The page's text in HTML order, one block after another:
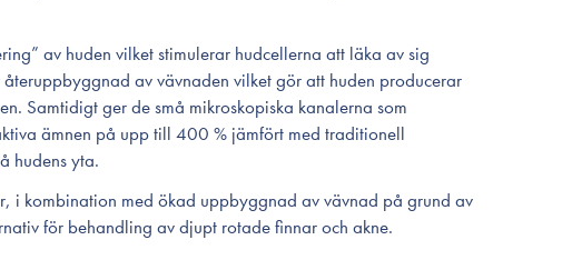
av huden vilket stimulerar hudcellerna att läka av sig
av vävnaden vilket gör att huden producerar
Samtidigt ger de små mikroskopiska kanalerna som
ämnen på upp till 400 % jämfört med traditionell
hudens yta.
i kombination med ökad uppbyggnad av vävnad på grund av
för behandling av djupt rotade finnar och akne.